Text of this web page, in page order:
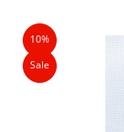
10%
Sale